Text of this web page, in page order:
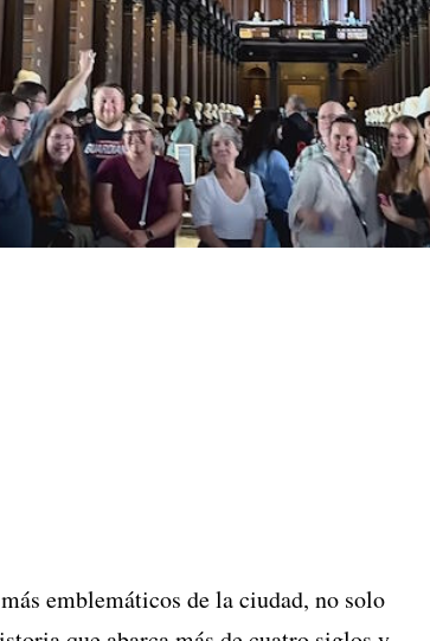
emblemáticos de la ciudad, no solo